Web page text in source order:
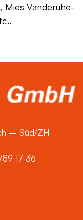
Mies Vanderuhe-
– Süd/ZH
17 36